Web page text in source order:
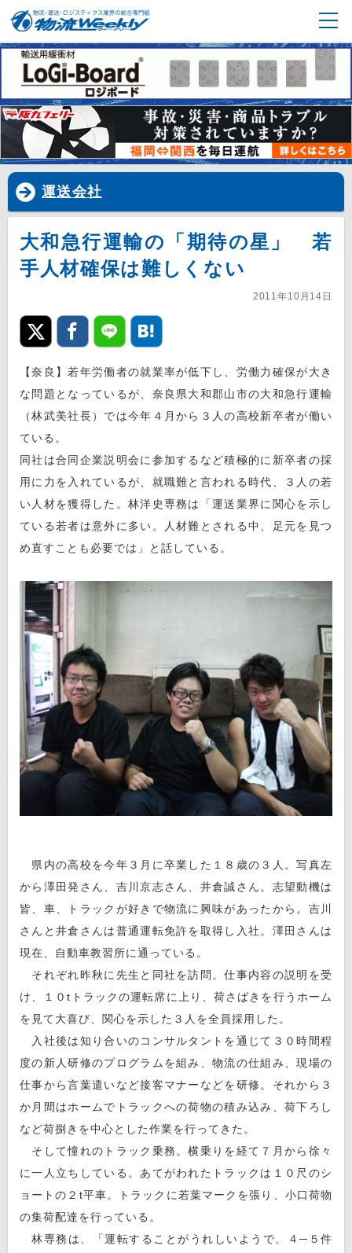
運送会社
大和急行運輸の「期待の星」 若
手人材確保は難しくない
2011年10月14日
【奈良】若年労働者の就業率が低下し、労働力確保が大き
な問題となっているが、奈良県大和郡山市の大和急行運輸
（林武美社長）では今年４月から３人の高校新卒者が働い
ている。
同社は合同企業説明会に参加するなど積極的に新卒者の採
用に力を入れているが、就職難と言われる時代、３人の若
い人材を獲得した。林洋史専務は「運送業界に関心を示し
ている若者は意外に多い。人材難とされる中、足元を見つ
め直すことも必要では」と話している。
県内の高校を今年３月に卒業した１８歳の３人。写真左
から澤田発さん、吉川京志さん、井倉誠さん。志望動機は
皆、車、トラックが好きで物流に興味があったから。吉川
さんと井倉さんは普通運転免許を取得し入社。澤田さんは
現在、自動車教習所に通っている。
それぞれ昨秋に先生と同社を訪問。仕事内容の説明を受
け、１０tトラックの運転席に上り、荷さばきを行うホーム
を見て大喜び、関心を示した３人を全員採用した。
入社後は知り合いのコンサルタントを通じて３０時間程
度の新人研修のプログラムを組み、物流の仕組み、現場の
仕事から言葉遣いなど接客マナーなどを研修。それから３
か月間はホームでトラックへの荷物の積み込み、荷下ろし
など荷捌きを中心とした作業を行ってきた。
そして憧れのトラック乗務。横乗りを経て７月から徐々
に一人立ちしている。あてがわれたトラックは１０尺のシ
ョートの２t平車。トラックに若葉マークを張り、小口荷物
の集荷配達を行っている。
林専務は、「運転することがうれしいようで、４─５件